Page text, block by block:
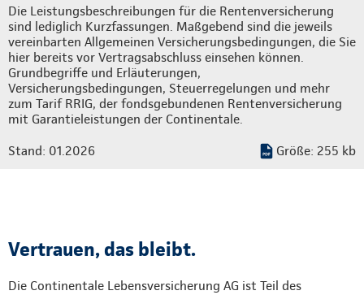
Die Leistungsbeschreibungen für die Rentenversicherung
sind lediglich Kurzfassungen. Maßgebend sind die jeweils
vereinbarten Allgemeinen Versicherungsbedingungen, die Sie
hier bereits vor Vertragsabschluss einsehen können.
Grundbegriffe und Erläuterungen,
Versicherungsbedingungen, Steuerregelungen und mehr
zum Tarif RRIG, der fondsgebundenen Rentenversicherung
mit Garantieleistungen der Continentale.
Stand: 01.2026 Größe: 255 kb
Vertrauen, das bleibt.
Die Continentale Lebensversicherung AG ist Teil des